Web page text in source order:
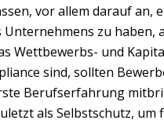
vor allem darauf an,
zu haben,
Wettbewerbs- und
sind, sollten
Berufserfahrung
als Selbstschutz, um